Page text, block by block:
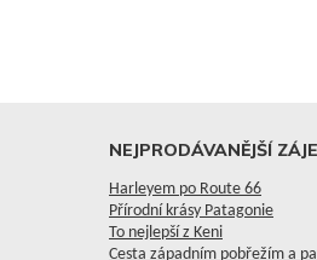
NEJPRODÁVANĚJŠÍ
Harleyem po Route 66
Přírodní krásy Patagonie
To nejlepší z Keni
Cesta západním pobřežím a